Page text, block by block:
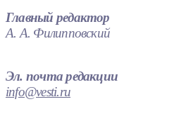
Главный редактор
А. А. Филипповский
Эл. почта редакции
info@vesti.ru